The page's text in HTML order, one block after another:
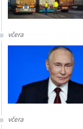
včera
včera